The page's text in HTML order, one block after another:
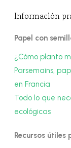
Información
Papel con
¿Cómo planto
Parsemains,
en Francia
Todo lo que
ecológicas
Recursos útiles